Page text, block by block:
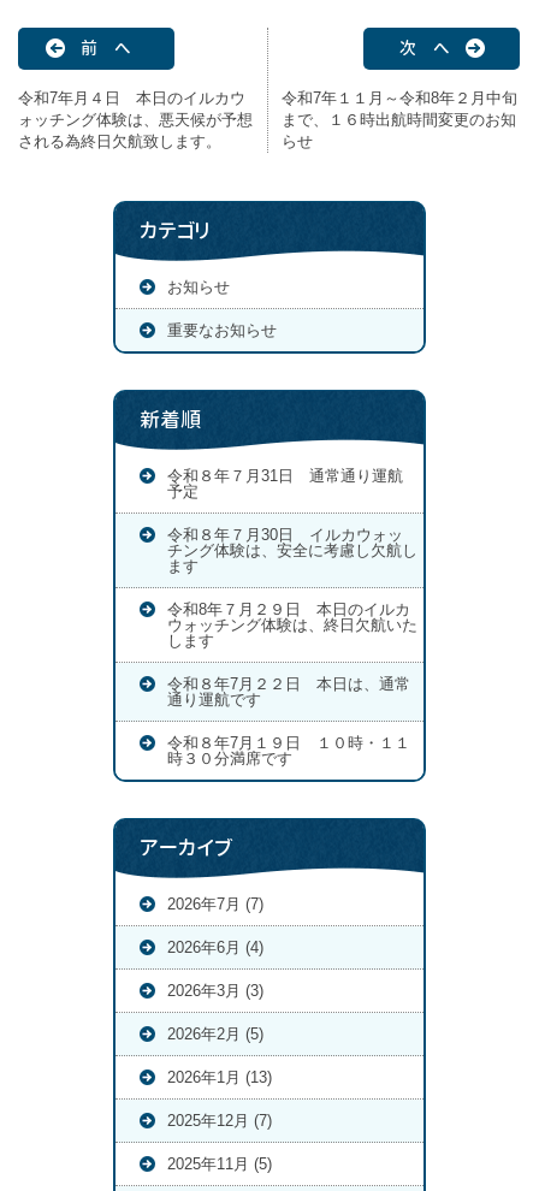
前 へ
令和7年月４日 本日のイルカウ
ォッチング体験は、悪天候が予想
される為終日欠航致します。
次 へ
令和7年１１月～令和8年２月中旬
まで、１６時出航時間変更のお知
らせ
カテゴリ
お知らせ
重要なお知らせ
新着順
令和８年７月31日 通常通り運航
予定
令和８年７月30日 イルカウォッ
チング体験は、安全に考慮し欠航し
ます
令和8年７月２９日 本日のイルカ
ウォッチング体験は、終日欠航いた
します
令和８年7月２２日 本日は、通常
通り運航です
令和８年7月１９日 １０時・１１
時３０分満席です
アーカイブ
2026年7月 (7)
2026年6月 (4)
2026年3月 (3)
2026年2月 (5)
2026年1月 (13)
2025年12月 (7)
2025年11月 (5)